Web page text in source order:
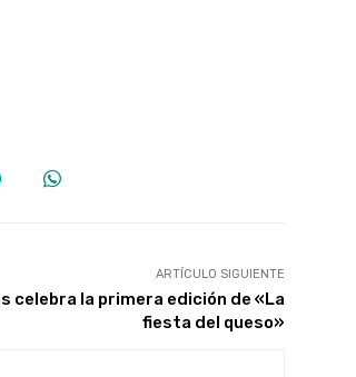
ARTÍCULO SIGUIENTE
celebra la primera edición de «La
fiesta del queso»